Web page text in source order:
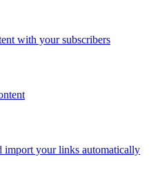
with your subscribers
import your links automatically